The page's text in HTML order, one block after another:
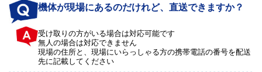
機体が現場にあるのだけれど、直送できますか？
受け取りの方がいる場合は対応可能です
無人の場合は対応できません
現場の住所と、現場にいらっしゃる方の携帯電話の番号を配送
先に記載してください